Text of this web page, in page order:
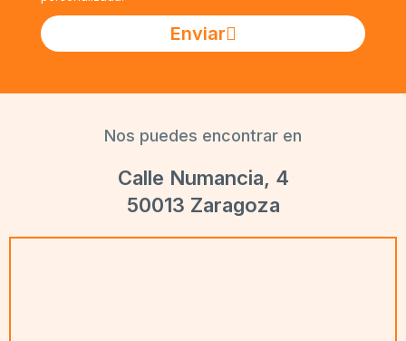
Enviar
Nos puedes encontrar en
Calle Numancia, 4
50013 Zaragoza